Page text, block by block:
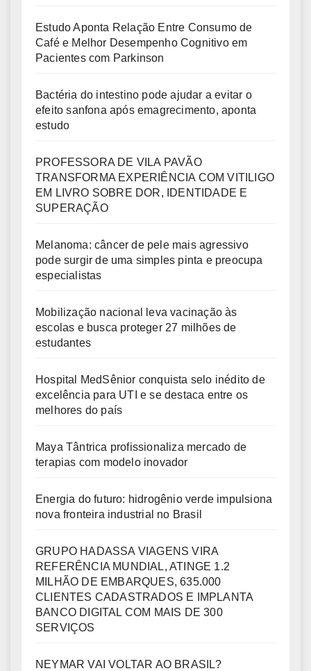
Estudo Aponta Relação Entre Consumo de
Café e Melhor Desempenho Cognitivo em
Pacientes com Parkinson
Bactéria do intestino pode ajudar a evitar o
efeito sanfona após emagrecimento, aponta
estudo
PROFESSORA DE VILA PAVÃO
TRANSFORMA EXPERIÊNCIA COM VITILIGO
EM LIVRO SOBRE DOR, IDENTIDADE E
SUPERAÇÃO
Melanoma: câncer de pele mais agressivo
pode surgir de uma simples pinta e preocupa
especialistas
Mobilização nacional leva vacinação às
escolas e busca proteger 27 milhões de
estudantes
Hospital MedSênior conquista selo inédito de
excelência para UTI e se destaca entre os
melhores do país
Maya Tântrica profissionaliza mercado de
terapias com modelo inovador
Energia do futuro: hidrogênio verde impulsiona
nova fronteira industrial no Brasil
GRUPO HADASSA VIAGENS VIRA
REFERÊNCIA MUNDIAL, ATINGE 1.2
MILHÃO DE EMBARQUES, 635.000
CLIENTES CADASTRADOS E IMPLANTA
BANCO DIGITAL COM MAIS DE 300
SERVIÇOS
NEYMAR VAI VOLTAR AO BRASIL?